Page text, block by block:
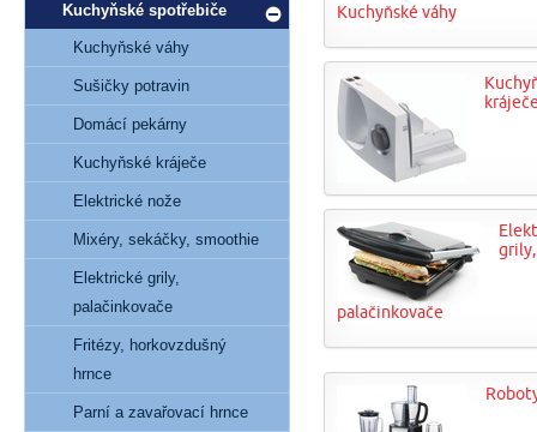
Kuchyňské váhy
grily,
palačinkovače
Kuchyňské spotřebiče
Kuchyňské váhy
Sušičky potravin
Domácí pekárny
Kuchyňské kráječe
Elektrické nože
Mixéry, sekáčky, smoothie
Elektrické grily,
palačinkovače
Fritézy, horkovzdušný
hrnce
Parní a zavařovací hrnce